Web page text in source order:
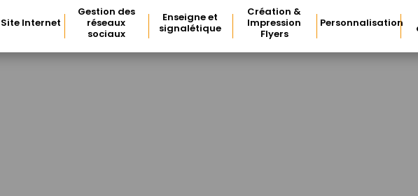
Site Internet
Gestion des
réseaux
sociaux
Enseigne et
signalétique
Création &
Impression
Flyers
Personnalisation